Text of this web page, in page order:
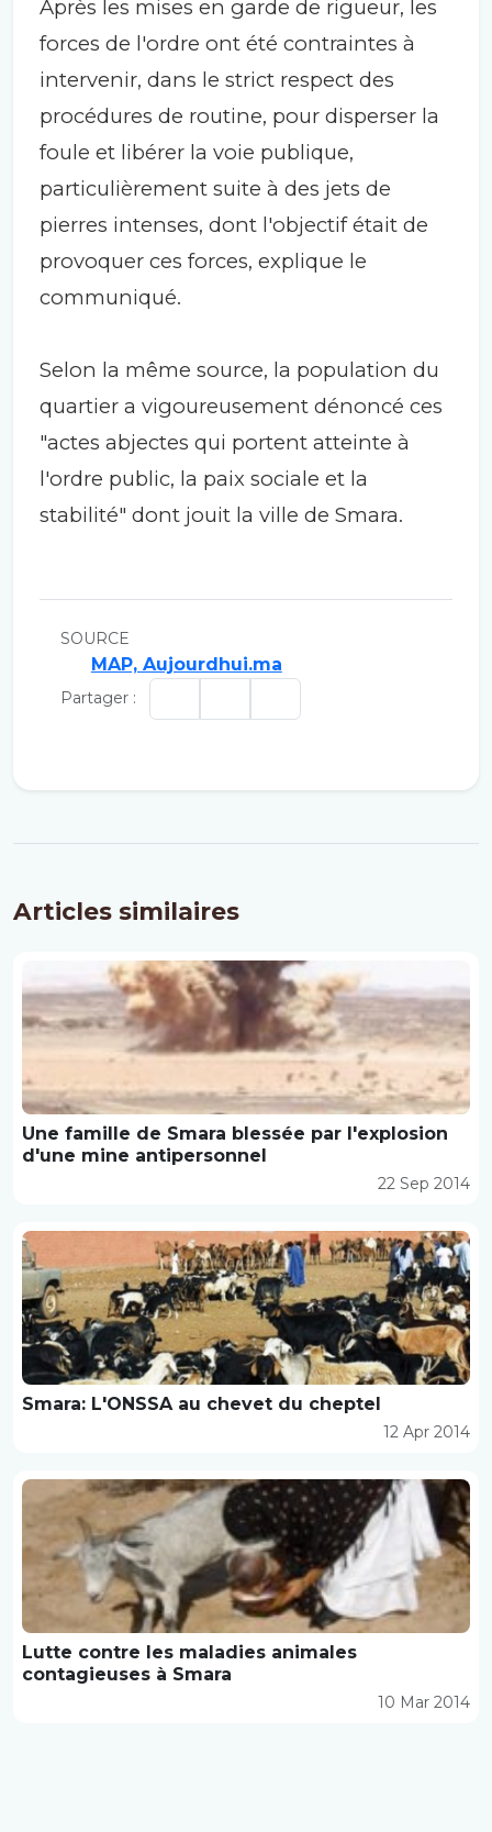
Après les mises en garde de rigueur, les
forces de l'ordre ont été contraintes à
intervenir, dans le strict respect des
procédures de routine, pour disperser la
foule et libérer la voie publique,
particulièrement suite à des jets de
pierres intenses, dont l'objectif était de
provoquer ces forces, explique le
communiqué.
Selon la même source, la population du
quartier a vigoureusement dénoncé ces
"actes abjectes qui portent atteinte à
l'ordre public, la paix sociale et la
stabilité" dont jouit la ville de Smara.
SOURCE
MAP, Aujourdhui.ma
Partager :
Articles similaires
Une famille de Smara blessée par l'explosion
d'une mine antipersonnel
22 Sep 2014
Smara: L'ONSSA au chevet du cheptel
12 Apr 2014
Lutte contre les maladies animales
contagieuses à Smara
10 Mar 2014